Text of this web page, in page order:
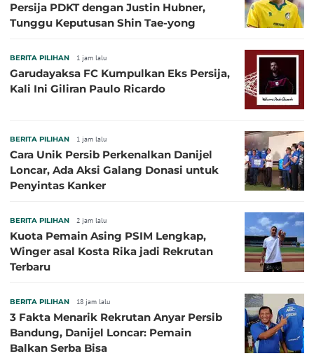
Persija PDKT dengan Justin Hubner,
Tunggu Keputusan Shin Tae-yong
BERITA PILIHAN 1 jam lalu
Garudayaksa FC Kumpulkan Eks Persija,
Kali Ini Giliran Paulo Ricardo
BERITA PILIHAN 1 jam lalu
Cara Unik Persib Perkenalkan Danijel
Loncar, Ada Aksi Galang Donasi untuk
Penyintas Kanker
BERITA PILIHAN 2 jam lalu
Kuota Pemain Asing PSIM Lengkap,
Winger asal Kosta Rika jadi Rekrutan
Terbaru
BERITA PILIHAN 18 jam lalu
3 Fakta Menarik Rekrutan Anyar Persib
Bandung, Danijel Loncar: Pemain
Balkan Serba Bisa